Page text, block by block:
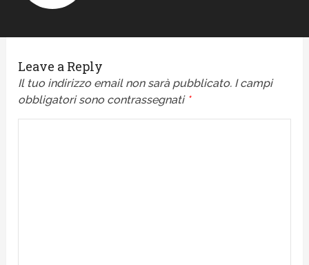
Leave a Reply
Il tuo indirizzo email non sarà pubblicato. I campi
obbligatori sono contrassegnati *